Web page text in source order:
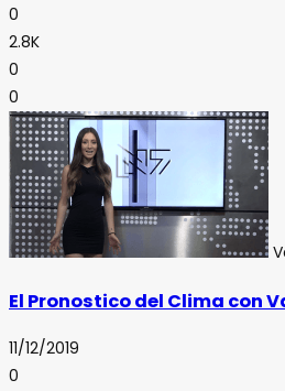
0
2.8K
0
0
El Pronostico del Clima con
11/12/2019
0